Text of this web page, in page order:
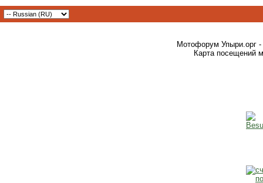
Мотофорум Упыри.орг -
Карта посещений